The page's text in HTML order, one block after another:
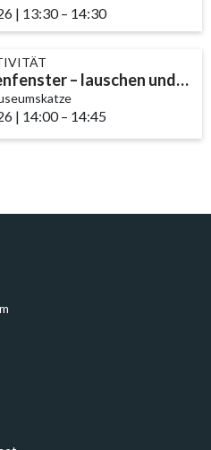
| 13:30accessibility.time_to
– 14:30
Geschichtenfenster – lauschen und entdecken
| 14:00accessibility.time_to
– 14:45